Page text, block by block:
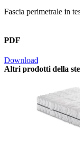
Fascia perimetrale in
PDF
Download
Altri prodotti della